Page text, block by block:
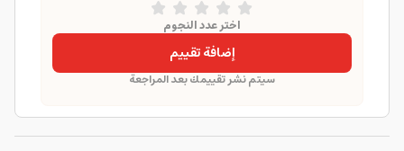
اختر عدد النجوم
إضافة تقييم
سيتم نشر تقييمك بعد المراجعة